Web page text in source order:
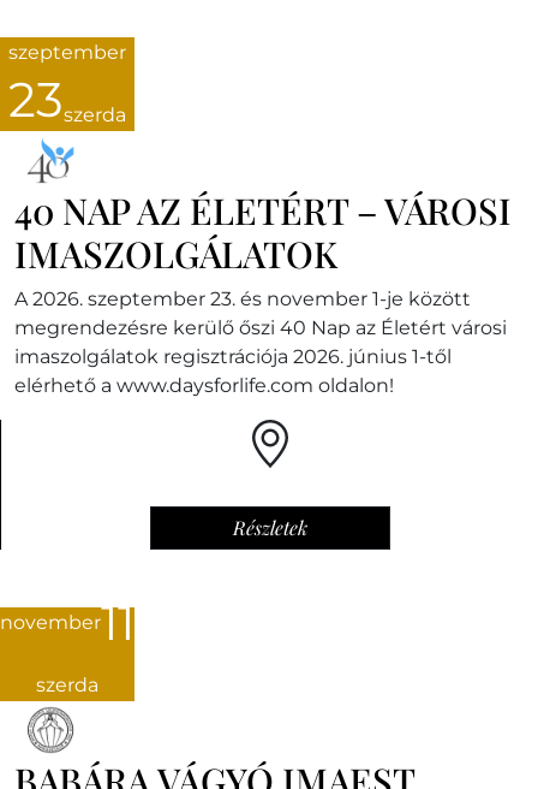
szeptember
23szerda
40 NAP AZ ÉLETÉRT – VÁROSI
IMASZOLGÁLATOK
A 2026. szeptember 23. és november 1-je között
megrendezésre kerülő őszi 40 Nap az Életért városi
imaszolgálatok regisztrációja 2026. június 1-től
elérhető a www.daysforlife.com oldalon!
Részletek
november11
szerda